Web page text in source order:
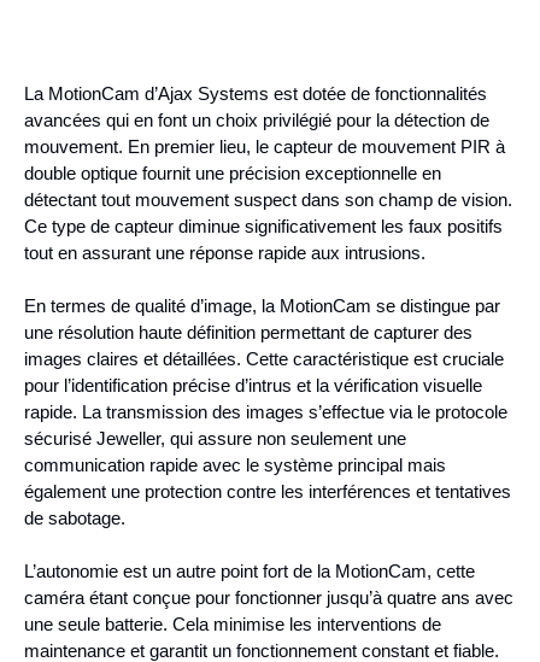
La MotionCam d’Ajax Systems est dotée de fonctionnalités
avancées qui en font un choix privilégié pour la détection de
mouvement. En premier lieu, le capteur de mouvement PIR à
double optique fournit une précision exceptionnelle en
détectant tout mouvement suspect dans son champ de vision.
Ce type de capteur diminue significativement les faux positifs
tout en assurant une réponse rapide aux intrusions.
En termes de qualité d’image, la MotionCam se distingue par
une résolution haute définition permettant de capturer des
images claires et détaillées. Cette caractéristique est cruciale
pour l’identification précise d’intrus et la vérification visuelle
rapide. La transmission des images s’effectue via le protocole
sécurisé Jeweller, qui assure non seulement une
communication rapide avec le système principal mais
également une protection contre les interférences et tentatives
de sabotage.
L’autonomie est un autre point fort de la MotionCam, cette
caméra étant conçue pour fonctionner jusqu’à quatre ans avec
une seule batterie. Cela minimise les interventions de
maintenance et garantit un fonctionnement constant et fiable.